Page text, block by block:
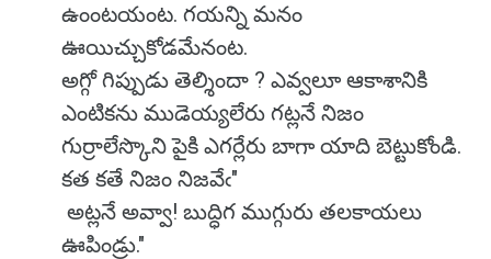
ఉంంటయంట. గయన్ని మనం
ఊయిచ్చుకోడమేనంట.
అగ్గో గిప్పుడు తెల్శిందా ? ఎవ్వలూ ఆకాశానికి
ఎంటికను ముడెయ్యలేరు గట్లనే నిజం
గుర్రాలేస్కొని పైకి ఎగర్లేరు బాగా యాది బెట్టుకోండి.
కత కతే నిజం నిజవేఁ"
అట్లనే అవ్వా! బుద్ధిగ ముగ్గురు తలకాయలు
ఊపిండ్రు."